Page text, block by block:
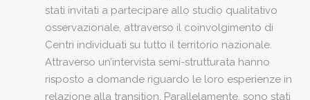
stati invitati a partecipare allo studio qualitativo
osservazionale, attraverso il coinvolgimento di
Centri individuati su tutto il territorio nazionale.
Attraverso un’intervista semi-strutturata hanno
risposto a domande riguardo le loro esperienze in
relazione alla transition. Parallelamente, sono stati